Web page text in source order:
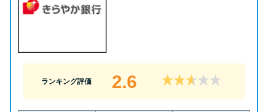
ランキング評価 2.6